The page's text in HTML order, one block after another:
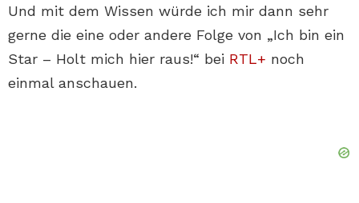
Und mit dem Wissen würde ich mir dann sehr
gerne die eine oder andere Folge von „Ich bin ein
Star – Holt mich hier raus!“ bei RTL+ noch
einmal anschauen.